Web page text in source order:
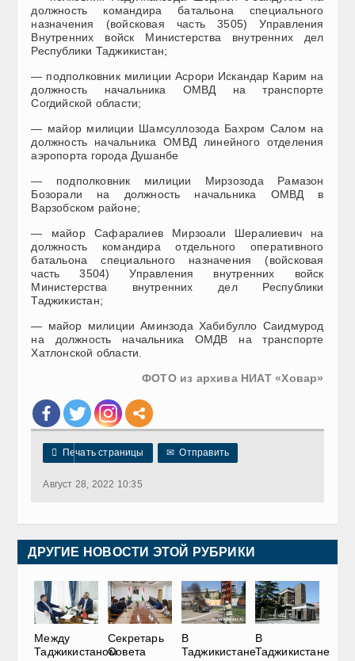
должность командира батальона специального
назначения (войсковая часть 3505) Управления
Внутренних войск Министерства внутренних дел
Республики Таджикистан;
— подполковник милиции Асрори Искандар Карим на
должность начальника ОМВД на транспорте
Согдийской области;
— майор милиции Шамсуллозода Бахром Салом на
должность начальника ОМВД линейного отделения
аэропорта города Душанбе
— подполковник милиции Мирзозода Рамазон
Бозорали на должность начальника ОМВД в
Варзобском районе;
— майор Сафаралиев Мирзоали Шералиевич на
должность командира отдельного оперативного
батальона специального назначения (войсковая
часть 3504) Управления внутренних войск
Министерства внутренних дел Республики
Таджикистан;
— майор милиции Аминзода Хабибулло Саидмурод
на должность начальника ОМДВ на транспорте
Хатлонской области.
ФОТО из архива НИАТ «Ховар»
 Печать страницы ✉ Отправить
Август 28, 2022 10:35
ДРУГИЕ НОВОСТИ ЭТОЙ РУБРИКИ
Между
Таджикистаном
Секретарь
Совета
В
Таджикистане
В
Таджикистане